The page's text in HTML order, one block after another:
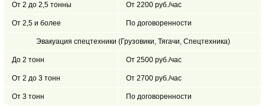
От 2 до 2,5 тонны От 2200 руб./час
От 2,5 и более По договоренности
Эвакуация спецтехники (Грузовики, Тягачи, Спецтехника)
До 2 тонн От 2500 руб./час
От 2 до 3 тонн От 2700 руб./час
От 3 тонн По договоренности